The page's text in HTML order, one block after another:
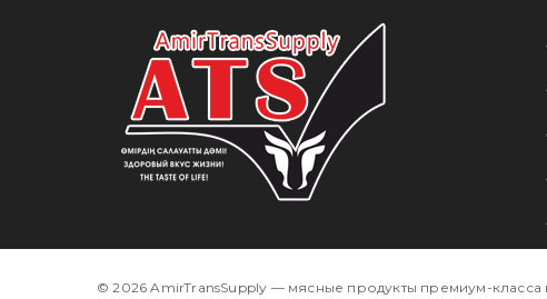
© 2026 AmirTransSupply — мясные продукты премиум-класса